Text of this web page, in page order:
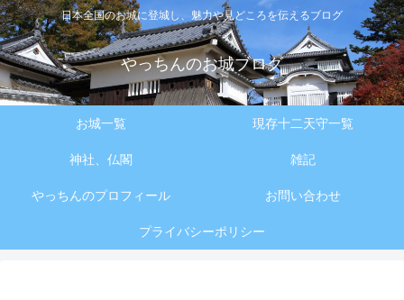
日本全国のお城に登城し、魅力や見どころを伝えるブログ
やっちんのお城ブログ
お城一覧 現存十二天守一覧
神社、仏閣 雑記
やっちんのプロフィール お問い合わせ
プライバシーポリシー